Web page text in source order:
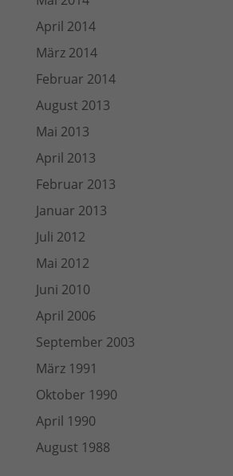
April 2014
März 2014
Februar 2014
August 2013
Mai 2013
April 2013
Februar 2013
Januar 2013
Juli 2012
Mai 2012
Juni 2010
April 2006
September 2003
März 1991
Oktober 1990
April 1990
August 1988